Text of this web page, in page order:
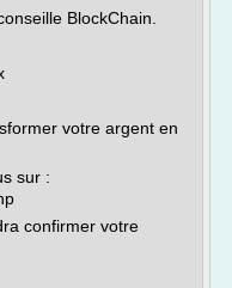
BlockChain.
votre argent en
sur :
confirmer votre